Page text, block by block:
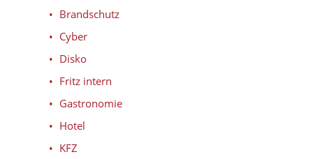
Brandschutz
Cyber
Disko
Fritz intern
Gastronomie
Hotel
KFZ